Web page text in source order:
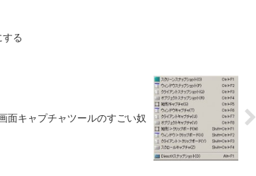
る
面キャプチャツールのすごい奴